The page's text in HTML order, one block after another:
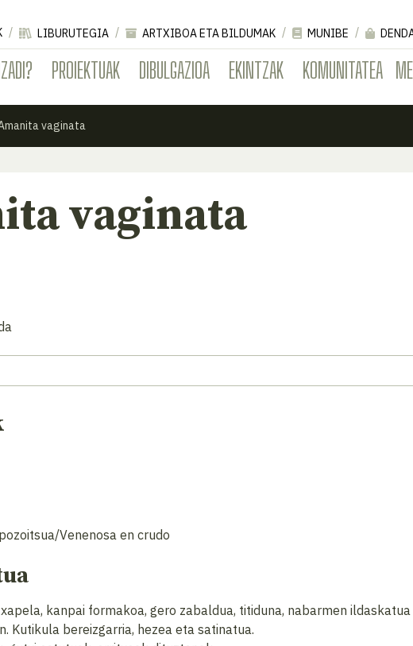
PROIEKTUAK DIBULGAZIOA EKINTZAK KOMUNITATEA
LIBURUTEGIA ARTXIBOA ETA BILDUMAK MUNIBE
vaginata
vaginata
Venenosa en crudo
kanpai formakoa, gero zabaldua, titiduna, nabarmen
Kutikula bereizgarria, hezea eta satinatua.